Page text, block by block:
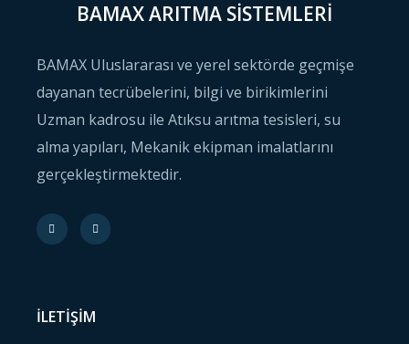
BAMAX ARITMA SISTEMLERI
BAMAX Uluslararası ve yerel sektörde geçmişe
dayanan tecrübelerini, bilgi ve birikimlerini
Uzman kadrosu ile Atıksu arıtma tesisleri, su
alma yapıları, Mekanik ekipman imalatlarını
gerçekleştirmektedir.
ILETIŞIM